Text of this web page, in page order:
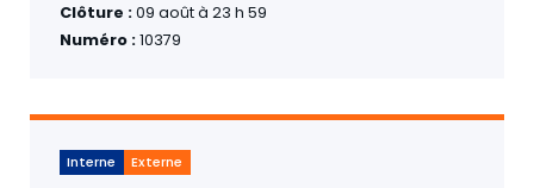
Clôture :09 août à 23 h 59
Numéro :10379
Interne Externe